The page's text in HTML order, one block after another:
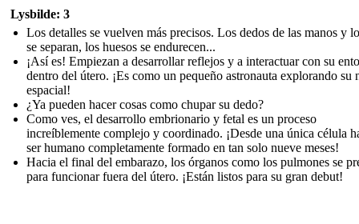
Lysbilde: 3
Los detalles se vuelven más precisos. Los dedos de las manos y
se separan, los huesos se endurecen...
¡Así es! Empiezan a desarrollar reflejos y a interactuar con su
dentro del útero. ¡Es como un pequeño astronauta explorando su
espacial!
¿Ya pueden hacer cosas como chupar su dedo?
Como ves, el desarrollo embrionario y fetal es un proceso
increíblemente complejo y coordinado. ¡Desde una única célula
ser humano completamente formado en tan solo nueve meses!
Hacia el final del embarazo, los órganos como los pulmones se
para funcionar fuera del útero. ¡Están listos para su gran debut!